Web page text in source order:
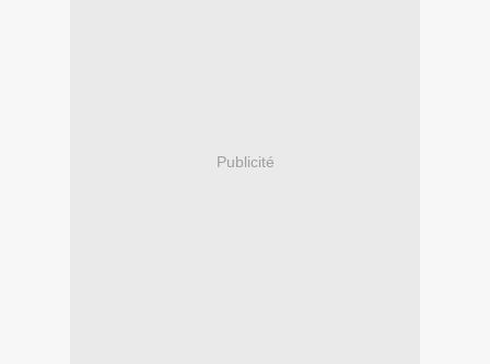
Publicité